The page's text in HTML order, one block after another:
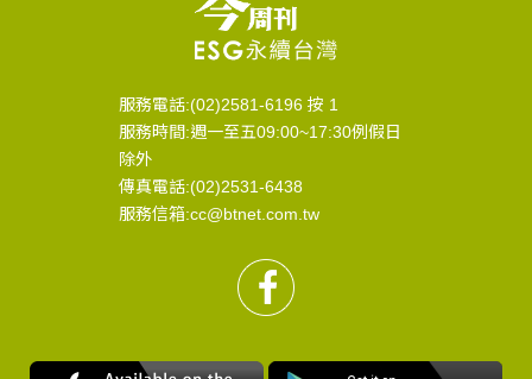
服務電話:(02)2581-6196 按 1
服務時間:週一至五09:00~17:30例假日
除外
傳真電話:(02)2531-6438
服務信箱:cc@btnet.com.tw